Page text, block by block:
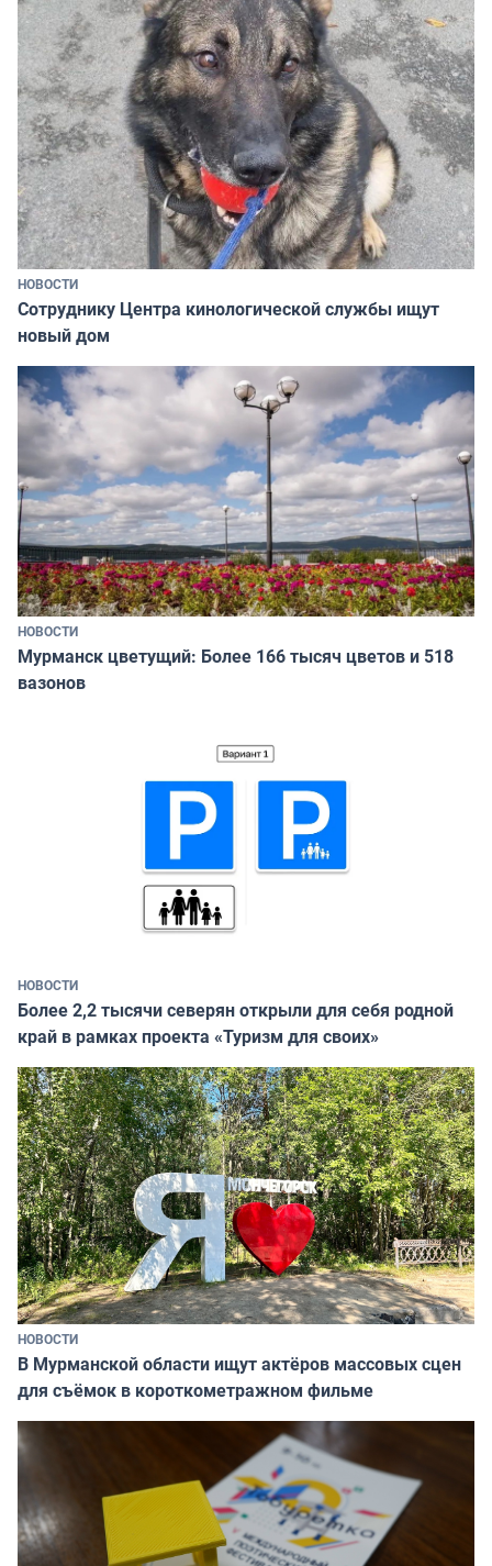
НОВОСТИ
Сотруднику Центра кинологической службы ищут
новый дом
НОВОСТИ
Мурманск цветущий: Более 166 тысяч цветов и 518
вазонов
НОВОСТИ
Более 2,2 тысячи северян открыли для себя родной
край в рамках проекта «Туризм для своих»
НОВОСТИ
В Мурманской области ищут актёров массовых сцен
для съёмок в короткометражном фильме